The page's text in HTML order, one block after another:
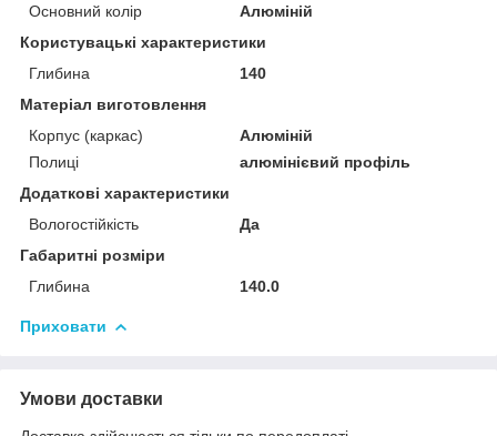
Основний колір
Алюміній
Користувацькі характеристики
Глибина
140
Матеріал виготовлення
Корпус (каркас)
Алюміній
Полиці
алюмінієвий профіль
Додаткові характеристики
Вологостійкість
Да
Габаритні розміри
Глибина
140.0
Приховати
Умови доставки